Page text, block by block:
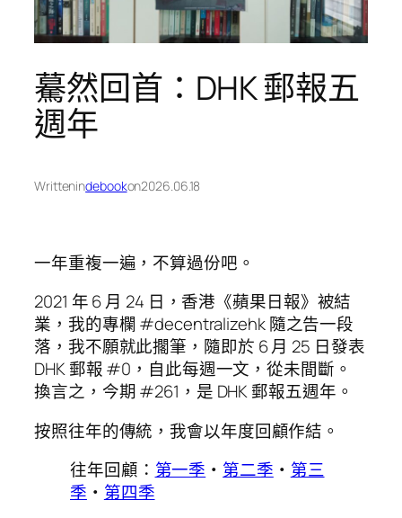
驀然回首：DHK 郵報五
週年
Writtenindebookon2026.06.18
一年重複一遍，不算過份吧。
2021 年 6 月 24 日，香港《蘋果日報》被結
業，我的專欄 #decentralizehk 隨之告一段
落，我不願就此擱筆，隨即於 6 月 25 日發表
DHK 郵報 #0，自此每週一文，從未間斷。
換言之，今期 #261，是 DHK 郵報五週年。
按照往年的傳統，我會以年度回顧作結。
往年回顧： 第一季 ・ 第二季 ・ 第三
季 ・ 第四季